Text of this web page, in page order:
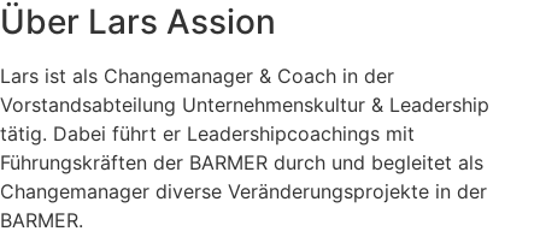
Über Lars Assion
Lars ist als Changemanager & Coach in der
Vorstandsabteilung Unternehmenskultur & Leadership
tätig. Dabei führt er Leadershipcoachings mit
Führungskräften der BARMER durch und begleitet als
Changemanager diverse Veränderungsprojekte in der
BARMER.